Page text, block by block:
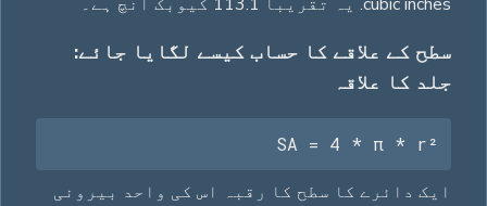
سطح کے علاقے کا حساب کیسے لگایا جائے:
جلد کا علاقہ
SA = 4 * π * r²
ایک دائرے کا سطح کا رقبہ اس کی واحد بیرونی